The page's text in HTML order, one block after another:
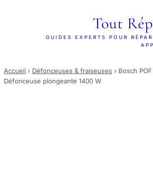
Tout
GUIDES EXPERTS POUR
Accueil › Défonceuses & fraiseuses › Bosch
Défonceuse plongeante 1400 W